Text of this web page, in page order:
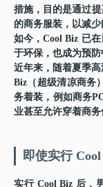
措施，目的是通过
的商务服装，以减少
如今，Cool Biz 已
于环保，也成为预防
近年来，随着夏季
Biz（超级清凉商务）
务着装，例如商务
业甚至允许穿着商务
即使实行
实行 Cool Biz 后，